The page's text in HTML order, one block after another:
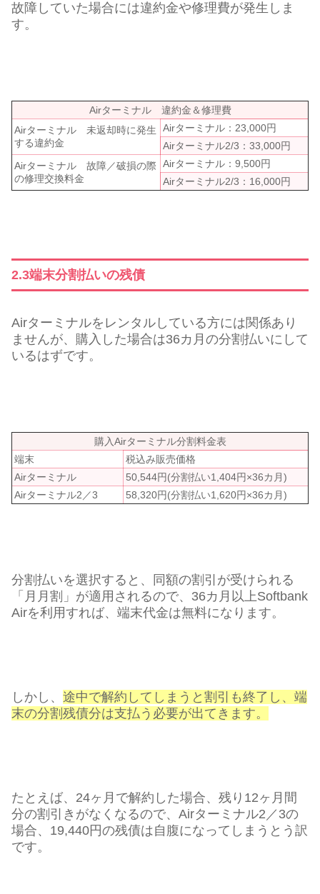
故障していた場合には違約金や修理費が発生しま
す。
Airターミナル 違約金＆修理費
Airターミナル 未返却時に発生
する違約金
Airターミナル：23,000円
Airターミナル2/3：33,000円
Airターミナル 故障／破損の際
の修理交換料金
Airターミナル：9,500円
Airターミナル2/3：16,000円
2.3端末分割払いの残債
Airターミナルをレンタルしている方には関係あり
ませんが、購入した場合は36カ月の分割払いにして
いるはずです。
購入Airターミナル分割料金表
端末
税込み販売価格
Airターミナル
50,544円(分割払い1,404円×36カ月)
Airターミナル2／3
58,320円(分割払い1,620円×36カ月)
分割払いを選択すると、同額の割引が受けられる
「月月割」が適用されるので、36カ月以上Softbank
Airを利用すれば、端末代金は無料になります。
しかし、 途中で解約してしまうと割引も終了し、端
末の分割残債分は支払う必要が出てきます。
たとえば、24ヶ月で解約した場合、残り12ヶ月間
分の割引きがなくなるので、Airターミナル2／3の
場合、19,440円の残債は自腹になってしまうとう訳
です。